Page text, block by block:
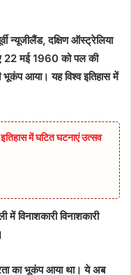
न्यूजीलैंड, दक्षिण ऑस्ट्रेलिया
22 मई 1960 को पल की
भूकंप आया। यह विश्व इतिहास में
में घटित घटनाएं उत्सव
विनाशकारी विनाशकारी
का भूकंप आया था। ये अब